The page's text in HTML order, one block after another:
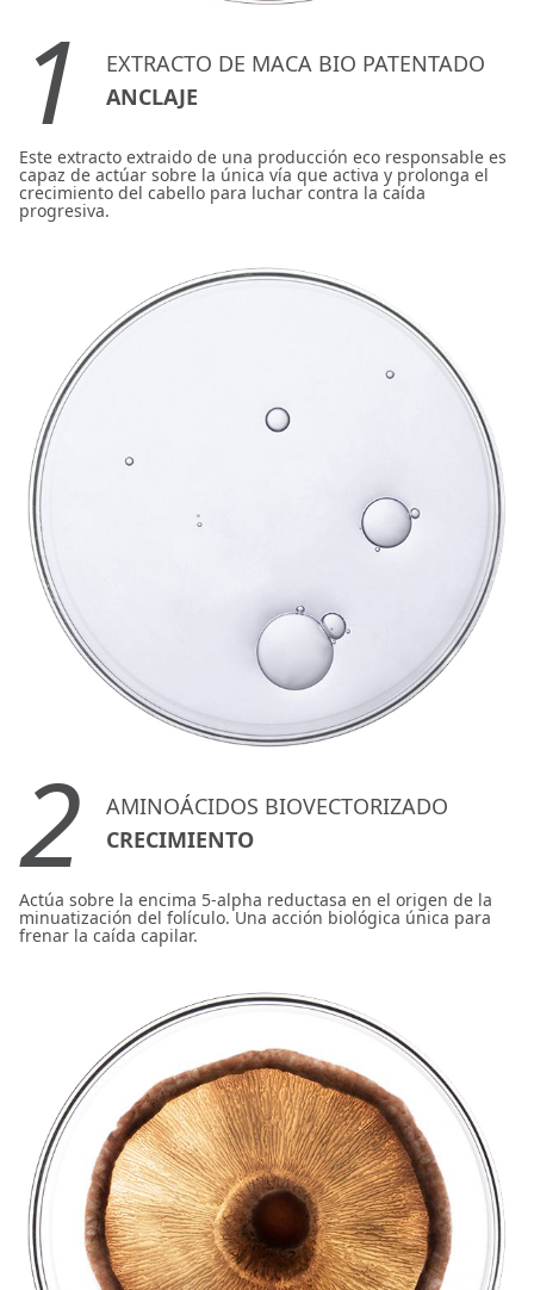
1
EXTRACTO DE MACA BIO PATENTADO
ANCLAJE
Este extracto extraido de una producción eco responsable es
capaz de actúar sobre la única vía que activa y prolonga el
crecimiento del cabello para luchar contra la caída
progresiva.
2
AMINOÁCIDOS BIOVECTORIZADO
CRECIMIENTO
Actúa sobre la encima 5-alpha reductasa en el origen de la
minuatización del folículo. Una acción biológica única para
frenar la caída capilar.